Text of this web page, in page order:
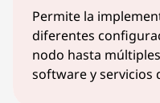
Permite la
diferentes
nodo hasta
software y servicios